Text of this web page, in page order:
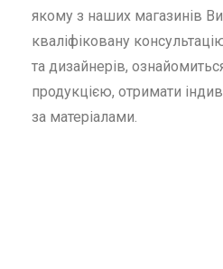
якому з наших магазинів
кваліфіковану
та дизайнерів,
продукцією, отримати
за матеріалами.